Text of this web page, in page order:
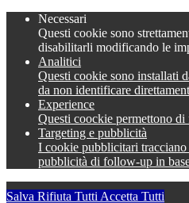
Necessari
Questi cookie sono
disabilitarli modificando le
Analitici
Questi cookie sono installati
da non identificare
Experience
Questi coockie permettono
Targeting e pubblicità
I cookie pubblicitari
pubblicità di follow-up in
Salva Rifiuta TuttiAccetta Tutti